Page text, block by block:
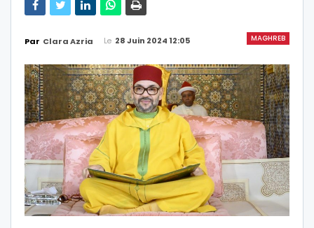
MAGHREB
Par Clara Azria Le 28 Juin 2024 12:05